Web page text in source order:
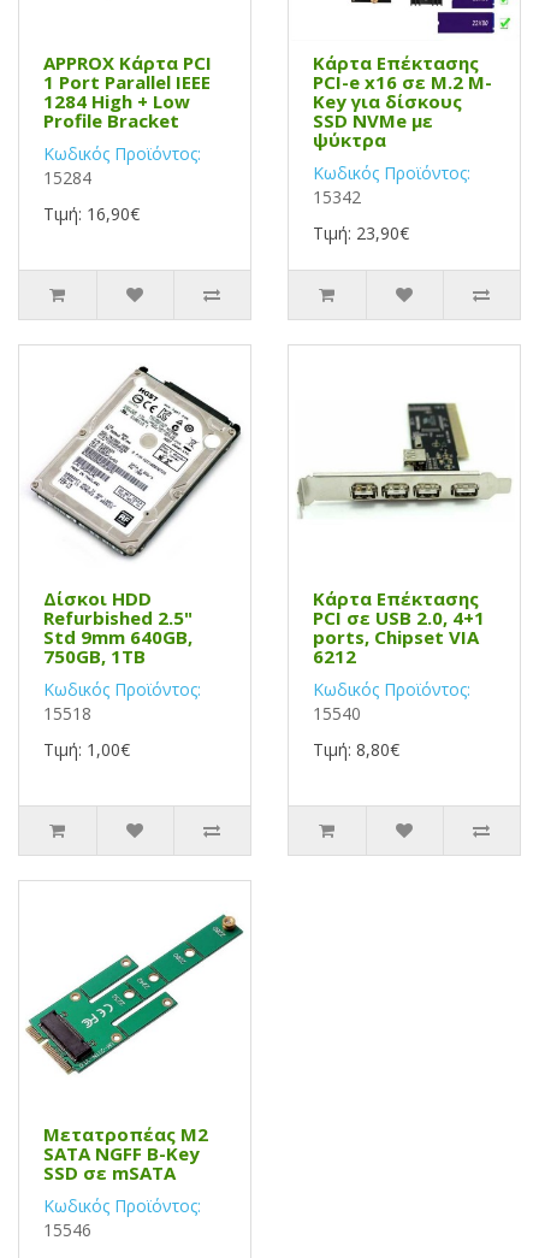
APPROX Κάρτα PCI
1 Port Parallel IEEE
1284 High + Low
Profile Bracket
Κωδικός Προϊόντος:
15284
Τιμή: 16,90€
Κάρτα Επέκτασης
PCI-e x16 σε M.2 M-
Key για δίσκους
SSD NVMe με
ψύκτρα
Κωδικός Προϊόντος:
15342
Τιμή: 23,90€
Δίσκοι HDD
Refurbished 2.5"
Std 9mm 640GB,
750GB, 1TB
Κωδικός Προϊόντος:
15518
Τιμή: 1,00€
Κάρτα Επέκτασης
PCI σε USB 2.0, 4+1
ports, Chipset VIA
6212
Κωδικός Προϊόντος:
15540
Τιμή: 8,80€
Μετατροπέας M2
SATA NGFF B-Key
SSD σε mSATA
Κωδικός Προϊόντος:
15546